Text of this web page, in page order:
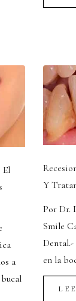
El
a
Y
Por Dr.
Smile
Dental.-
en la